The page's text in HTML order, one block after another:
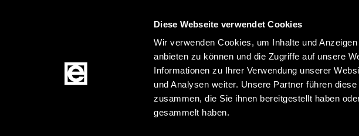
Diese Webseite verwendet Cookies
Wir verwenden Cookies, um Inhalte und
anbieten zu können und die Zugriffe auf unsere
Informationen zu Ihrer Verwendung unserer
und Analysen weiter. Unsere Partner führen
zusammen, die Sie ihnen bereitgestellt haben
gesammelt haben.
Zum Inhalt springen